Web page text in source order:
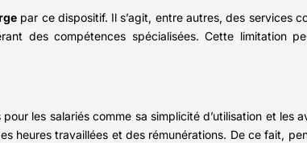
par ce dispositif. Il s’agit, entre autres, des services
des compétences spécialisées. Cette limitation
les salariés comme sa simplicité d’utilisation et
heures travaillées et des rémunérations. De ce fait,